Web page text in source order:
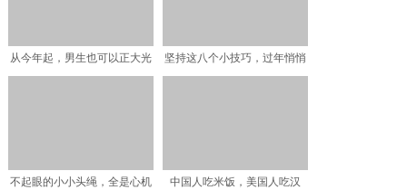
从今年起，男生也可以正大光
坚持这八个小技巧，过年悄悄
不起眼的小小头绳，全是心机
中国人吃米饭，美国人吃汉